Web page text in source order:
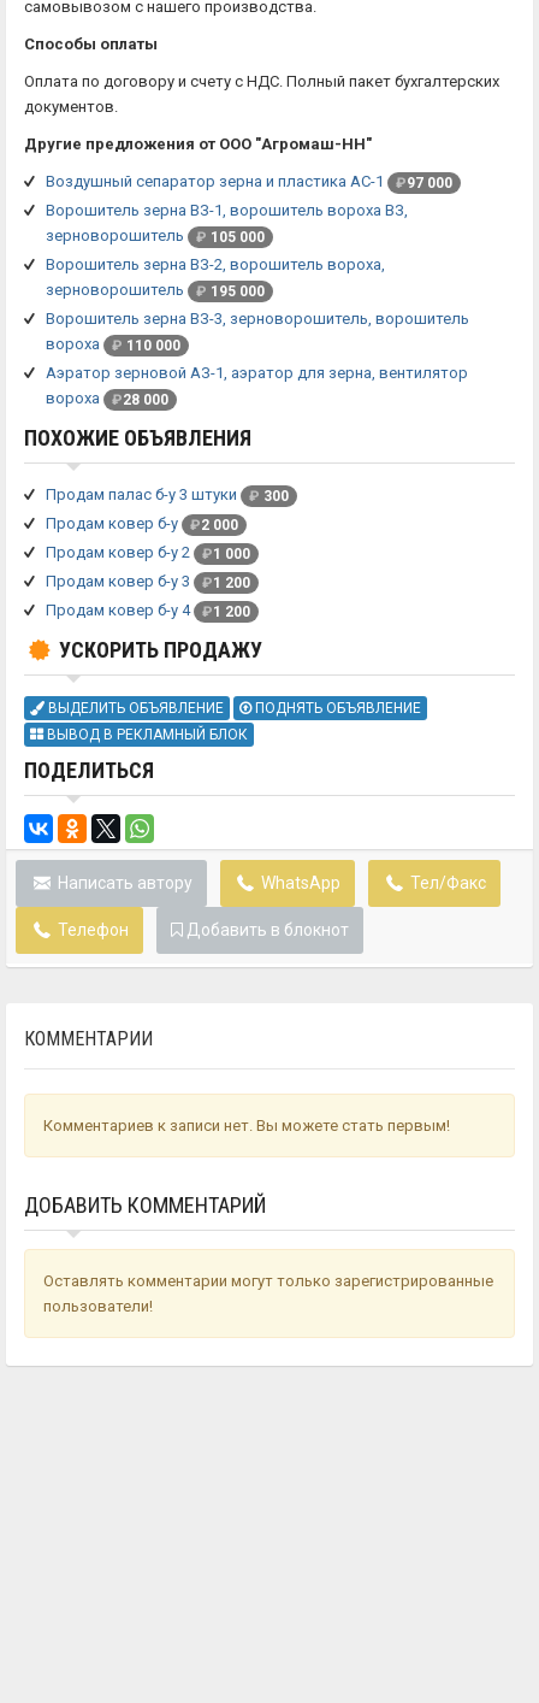
самовывозом с нашего производства.
Способы оплаты
Оплата по договору и счету с НДС. Полный пакет бухгалтерских
документов.
Другие предложения от ООО "Агромаш-НН"
Воздушный сепаратор зерна и пластика АС-1 ₽97 000
Ворошитель зерна ВЗ-1, ворошитель вороха ВЗ,
зерноворошитель
₽ 105 000
Ворошитель зерна ВЗ-2, ворошитель вороха,
зерноворошитель
₽ 195 000
Ворошитель зерна ВЗ-3, зерноворошитель, ворошитель
вороха
₽ 110 000
Аэратор зерновой АЗ-1, аэратор для зерна, вентилятор
вороха
₽28 000
ПОХОЖИЕ ОБЪЯВЛЕНИЯ
Продам палас б-у 3 штуки ₽ 300
Продам ковер б-у ₽2 000
Продам ковер б-у 2 ₽1 000
Продам ковер б-у 3 ₽1 200
Продам ковер б-у 4 ₽1 200
УСКОРИТЬ ПРОДАЖУ
ВЫДЕЛИТЬ ОБЪЯВЛЕНИЕ
ПОДНЯТЬ ОБЪЯВЛЕНИЕ
ВЫВОД В РЕКЛАМНЫЙ БЛОК
ПОДЕЛИТЬСЯ
Написать автору WhatsApp Тел/Факс
Телефон Добавить в блокнот
КОММЕНТАРИИ
Комментариев к записи нет. Вы можете стать первым!
ДОБАВИТЬ КОММЕНТАРИЙ
Оставлять комментарии могут только зарегистрированные
пользователи!